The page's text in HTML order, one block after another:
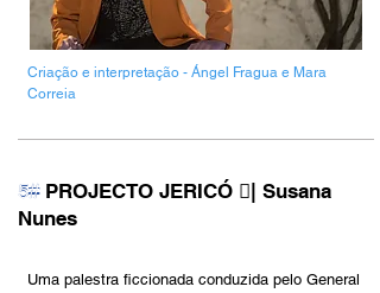
Criação e interpretação - Ángel Fragua e Mara
Correia
5#PROJECTO JERICÓ ︎︎︎| Susana
Nunes
Uma palestra ficcionada conduzida pelo General